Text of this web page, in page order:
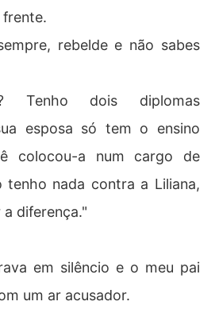
frente.
rebelde e não sabes
Tenho dois diplomas
esposa só tem o ensino
colocou-a num cargo de
tenho nada contra a Liliana,
diferença."
em silêncio e o meu pai
um ar acusador.